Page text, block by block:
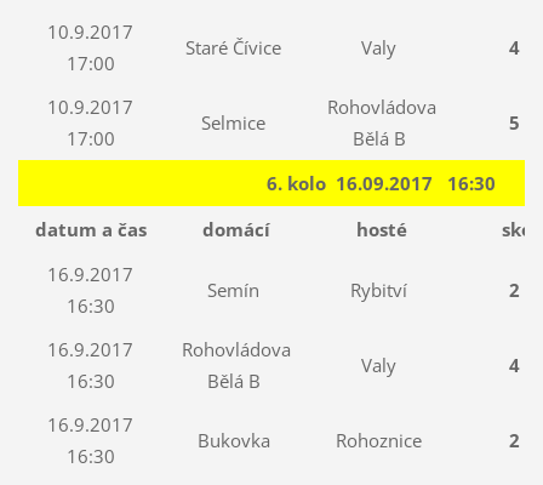
10.9.2017
17:00
Staré Čívice Valy 4 :
10.9.2017
17:00
Selmice
Rohovládova
Bělá B
5 :
6. kolo 16.09.2017 16:30
datum a čas
domácí hosté
16.9.2017
16:30
Semín Rybitví 2 :
16.9.2017
16:30
Rohovládova
Bělá B
Valy 4 :
16.9.2017
16:30
Bukovka Rohoznice 2 :